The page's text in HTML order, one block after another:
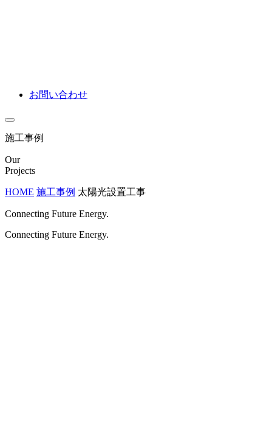
お問い合わせ
施工事例
Our
Projects
HOME 施工事例 太陽光設置工事
Connecting Future Energy.
Connecting Future Energy.